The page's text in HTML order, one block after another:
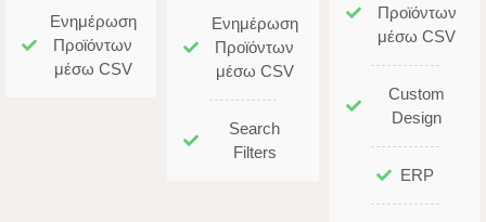
Ενημέρωση
Προϊόντων
μέσω CSV
Ενημέρωση
Προϊόντων
μέσω CSV
Search
Filters
Προϊόντων
μέσω CSV
Custom
Design
ERP